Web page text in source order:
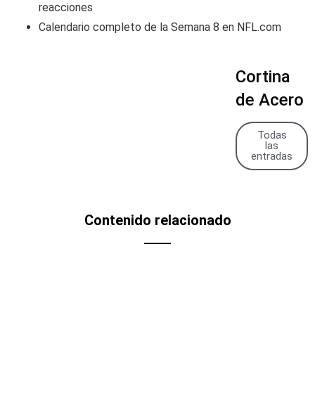
reacciones
Calendario completo de la Semana 8 en NFL.com
Cortina
de Acero
Todas
las
entradas
Contenido relacionado